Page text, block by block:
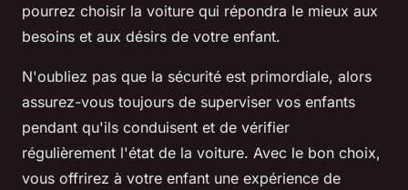
pourrez choisir la voiture qui répondra le mieux aux
besoins et aux désirs de votre enfant.
N'oubliez pas que la sécurité est primordiale, alors
assurez-vous toujours de superviser vos enfants
pendant qu'ils conduisent et de vérifier
régulièrement l'état de la voiture. Avec le bon choix,
vous offrirez à votre enfant une expérience de